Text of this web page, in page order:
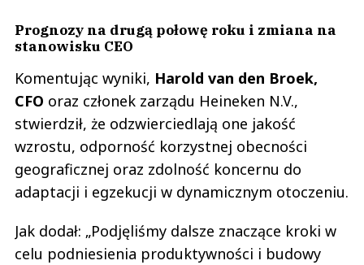
Prognozy na drugą połowę roku i zmiana na
stanowisku CEO
Komentując wyniki, Harold van den Broek,
CFO oraz członek zarządu Heineken N.V.,
stwierdził, że odzwierciedlają one jakość
wzrostu, odporność korzystnej obecności
geograficznej oraz zdolność koncernu do
adaptacji i egzekucji w dynamicznym otoczeniu.
Jak dodał: „Podjęliśmy dalsze znaczące kroki w
celu podniesienia produktywności i budowy